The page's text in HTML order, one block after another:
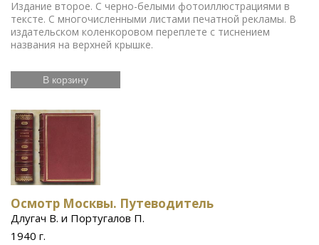
Издание второе. С черно-белыми фотоиллюстрациями в
тексте. С многочисленными листами печатной рекламы. В
издательском коленкоровом переплете с тиснением
названия на верхней крышке.
В корзину
Осмотр Москвы. Путеводитель
Длугач В. и Португалов П.
1940 г.